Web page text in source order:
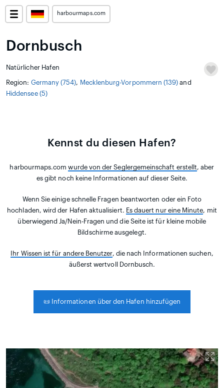
harbourmaps.com
Dornbusch
Natürlicher Hafen
Region: Germany (754), Mecklenburg-Vorpommern (139) and
Hiddensee (5)
Kennst du diesen Hafen?
harbourmaps.comwurde von der Seglergemeinschaft erstellt, aber
es gibt noch keine Informationen auf dieser Seite.
Wenn Sie einige schnelle Fragen beantworten oder ein Foto
hochladen, wird der Hafen aktualisiert. Es dauert nur eine Minute, mit
überwiegend Ja/Nein-Fragen und die Seite ist für kleine mobile
Bildschirme ausgelegt.
Ihr Wissen ist für andere Benutzer, die nach Informationen suchen,
äußerst wertvoll Dornbusch.
📜Informationen über den Hafen hinzufügen